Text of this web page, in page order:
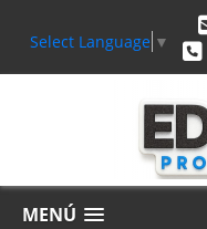
Select Language ▼
MENÚ